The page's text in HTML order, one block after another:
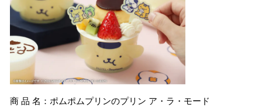
商 品 名：ポムポムプリンのプリン ア・ラ・モード